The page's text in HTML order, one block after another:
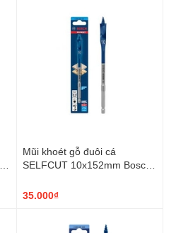
Mũi khoét gỗ đuôi cá
SELFCUT 10x152mm Bosch
35.000₫